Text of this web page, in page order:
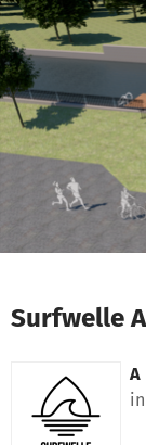
Skip to main
Show
Surfwelle
A